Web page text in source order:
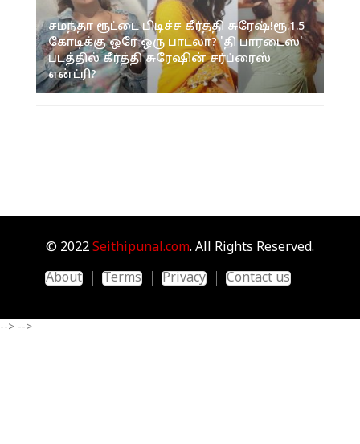
சமந்தா ரூட்டை பிடிச்ச கீர்த்தி சுரேஷ்!ரூ.1.5
கோடிக்கு ஒரே ஒரு பாடலா? 'தி பாரடைஸ்'
படத்தில் கீர்த்தி சுரேஷின் சர்ப்ரைஸ்
என்ட்ரி?
© 2022 Seithipunal.com. All Rights Reserved.
About
Terms Privacy Contact us
--> -->